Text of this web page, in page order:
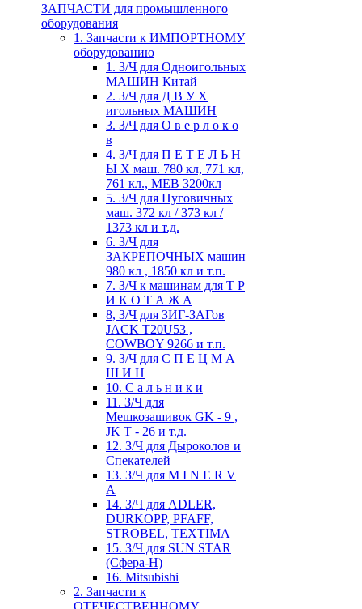
ЗАПЧАСТИ для промышленного
оборудования
1. Запчасти к ИМПОРТНОМУ
оборудованию
1. З/Ч для Одноигольных
МАШИН Китай
2. З/Ч для Д В У Х
игольных МАШИН
3. З/Ч для О в е р л о к о
в
4. З/Ч для П Е Т Е Л Ь Н
Ы Х маш. 780 кл, 771 кл,
761 кл., MEB 3200кл
5. З/Ч для Пуговичных
маш. 372 кл / 373 кл /
1373 кл и т.д.
6. З/Ч для
ЗАКРЕПОЧНЫХ машин
980 кл , 1850 кл и т.п.
7. З/Ч к машинам для Т Р
И К О Т А Ж А
8, З/Ч для ЗИГ-ЗАГов
JACK Т20U53 ,
COWBOY 9266 и т.п.
9. З/Ч для С П Е Ц М А
Ш И Н
10. С а л ь н и к и
11. З/Ч для
Мешкозашивок GK - 9 ,
JK T - 26 и т.д.
12. З/Ч для Дыроколов и
Спекателей
13. З/Ч для M I N E R V
A
14. З/Ч для ADLER,
DURKOPP, PFAFF,
STROBEL, TEXTIMA
15. З/Ч для SUN STAR
(Сфера-Н)
16. Mitsubishi
2. Запчасти к
ОТЕЧЕСТВЕННОМУ